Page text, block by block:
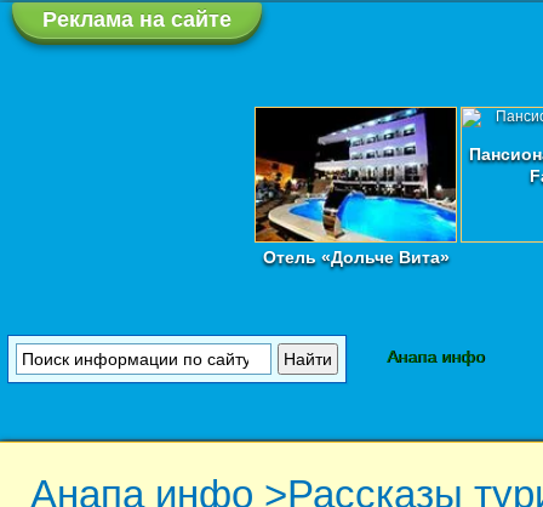
Реклама на сайте
Отель «Дольче Вита»
Анапа инфо
Анапа инфо >Рассказы